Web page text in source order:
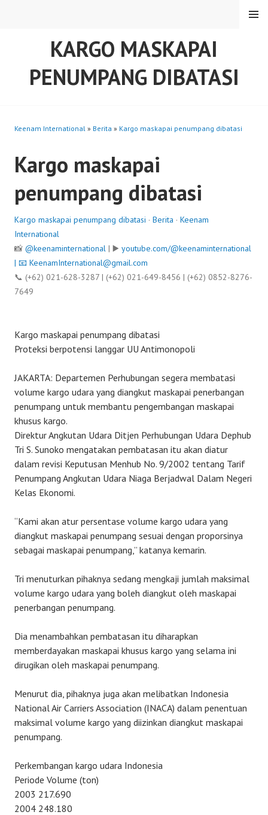
KARGO MASKAPAI
PENUMPANG DIBATASI
MENU
Keenam International » Berita » Kargo maskapai penumpang dibatasi
Kargo maskapai
penumpang dibatasi
Kargo maskapai penumpang dibatasi · Berita · Keenam
International
📸 @keenaminternational | ▶️ youtube.com/@keenaminternational
| 📧 KeenamInternational@gmail.com
📞 (+62) 021-628-3287 | (+62) 021-649-8456 | (+62) 0852-8276-
7649
Kargo maskapai penumpang dibatasi
Proteksi berpotensi langgar UU Antimonopoli
JAKARTA: Departemen Perhubungan segera membatasi
volume kargo udara yang diangkut maskapai penerbangan
penumpang untuk membantu pengembangan maskapai
khusus kargo.
Direktur Angkutan Udara Ditjen Perhubungan Udara Dephub
Tri S. Sunoko mengatakan pembatasan itu akan diatur
dalam revisi Keputusan Menhub No. 9/2002 tentang Tarif
Penumpang Angkutan Udara Niaga Berjadwal Dalam Negeri
Kelas Ekonomi.
“Kami akan atur persentase volume kargo udara yang
diangkut maskapai penumpang sesuai dengan proporsinya
sebagai maskapai penumpang,” katanya kemarin.
Tri menuturkan pihaknya sedang mengkaji jumlah maksimal
volume kargo udara yang boleh diangkut oleh maskapai
penerbangan penumpang.
Dia menambahkan pembatasan itu diharapkan
memberdayakan maskapai khusus kargo yang selama ini
dirugikan oleh maskapai penumpang.
Menurut dia, pihaknya juga akan melibatkan Indonesia
National Air Carriers Association (INACA) dalam penentuan
maksimal volume kargo yang diizinkan diangkut maskapai
penumpang.
Perkembangan kargo udara Indonesia
Periode Volume (ton)
2003 217.690
2004 248.180